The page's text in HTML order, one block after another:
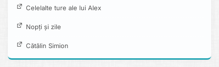
Celelalte ture ale lui Alex
Nopți și zile
Cătălin Simion